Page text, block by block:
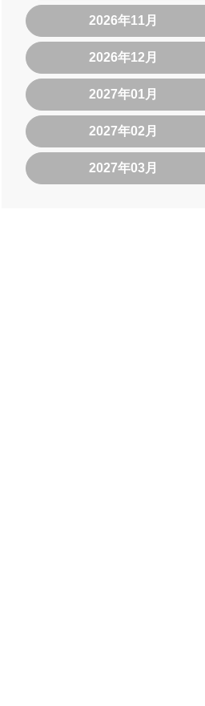
2026年11月
2026年12月
2027年01月
2027年02月
2027年03月